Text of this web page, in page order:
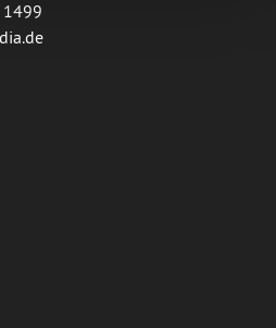
fest.
wir Informationen zu Ihrer
und Analysen weiter. Unsere
möglicherweise mit
die Sie ihnen bereitgestellt
Ihrer Nutzung der Dienste
1499